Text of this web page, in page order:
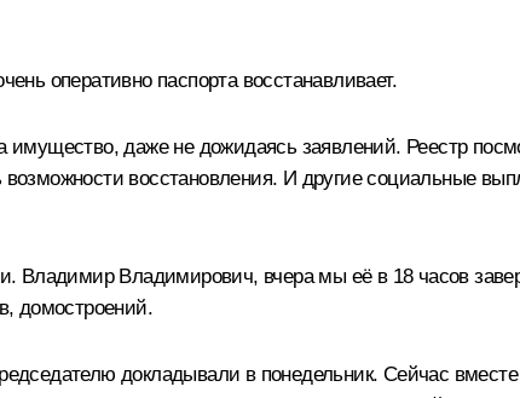
оперативно паспорта восстанавливает.
даже не дожидаясь заявлений. Реестр
восстановления. И другие социальные
Владимир Владимирович, вчера мы её в 18 часов
домостроений.
докладывали в понедельник. Сейчас